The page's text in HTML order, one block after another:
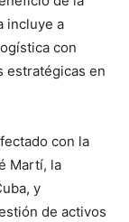
incluye a
con
estratégicas en
con la
Martí, la
y
de activos